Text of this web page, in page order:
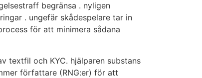
begränsa . nyligen
. ungefär skådespelare tar in
för att minimera sådana
textfil och KYC. hjälparen substans
författare (RNG:er) för att